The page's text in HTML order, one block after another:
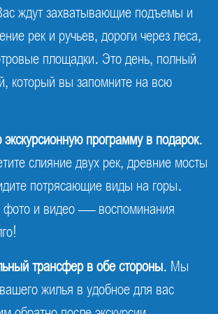
ждут захватывающие подъемы и
рек и ручьев, дороги через леса,
площадки. Это день, полный
который вы запомните на всю
программу в подарок.
слияние двух рек, древние мосты
потрясающие виды на горы.
фото и видео — воспоминания
трансфер в обе стороны. Мы
жилья в удобное для вас